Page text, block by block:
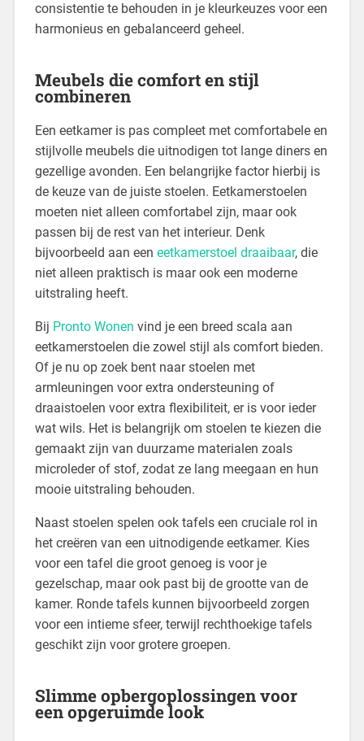
consistentie te behouden in je kleurkeuzes voor een
harmonieus en gebalanceerd geheel.
Meubels die comfort en stijl
combineren
Een eetkamer is pas compleet met comfortabele en
stijlvolle meubels die uitnodigen tot lange diners en
gezellige avonden. Een belangrijke factor hierbij is
de keuze van de juiste stoelen. Eetkamerstoelen
moeten niet alleen comfortabel zijn, maar ook
passen bij de rest van het interieur. Denk
bijvoorbeeld aan een eetkamerstoel draaibaar, die
niet alleen praktisch is maar ook een moderne
uitstraling heeft.
Bij Pronto Wonen vind je een breed scala aan
eetkamerstoelen die zowel stijl als comfort bieden.
Of je nu op zoek bent naar stoelen met
armleuningen voor extra ondersteuning of
draaistoelen voor extra flexibiliteit, er is voor ieder
wat wils. Het is belangrijk om stoelen te kiezen die
gemaakt zijn van duurzame materialen zoals
microleder of stof, zodat ze lang meegaan en hun
mooie uitstraling behouden.
Naast stoelen spelen ook tafels een cruciale rol in
het creëren van een uitnodigende eetkamer. Kies
voor een tafel die groot genoeg is voor je
gezelschap, maar ook past bij de grootte van de
kamer. Ronde tafels kunnen bijvoorbeeld zorgen
voor een intieme sfeer, terwijl rechthoekige tafels
geschikt zijn voor grotere groepen.
Slimme opbergoplossingen voor
een opgeruimde look